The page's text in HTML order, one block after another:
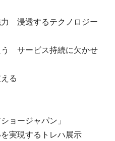
力 浸透するテクノロジー
う サービス持続に欠かせ
る
ョージャパン」
実現するトレハ展示